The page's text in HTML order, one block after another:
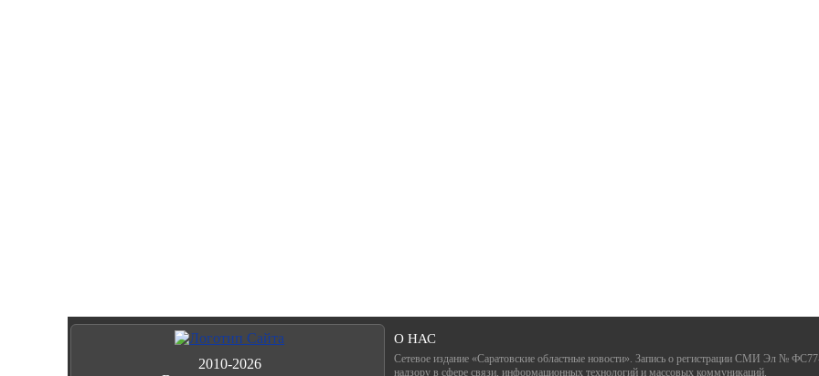
2010-2026
О НАС
Сетевое издание «Саратовские областные новости». Запись о регистрации СМИ Эл №
надзору в сфере связи, информационных технологий и массовых коммуникаций.